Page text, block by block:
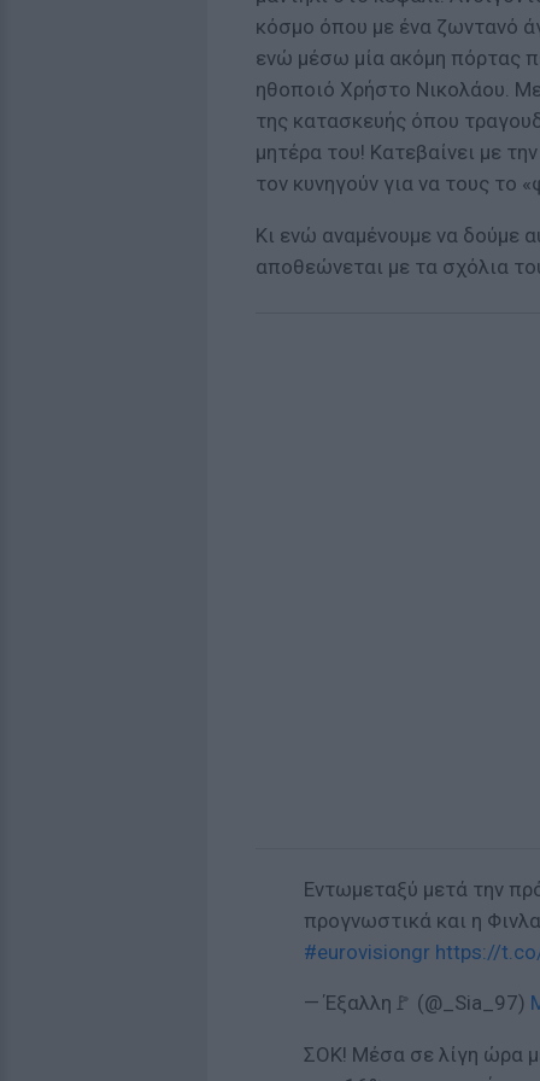
κόσμο όπου με ένα ζωντανό
ενώ μέσω μία ακόμη πόρτας
ηθοποιό Χρήστo Nικολάου.
της κατασκευής όπου
μητέρα του! Κατεβαίνει με
τον κυνηγούν για να τους το
Κι ενώ αναμένουμε να δούμε
αποθεώνεται με τα σχόλια
Εντωμεταξύ μετά την
προγνωστικά και η
#eurovisiongr https://
— Έξαλλη🚩 (@_Sia_97)
ΣΟΚ! Μέσα σε λίγη ώρα